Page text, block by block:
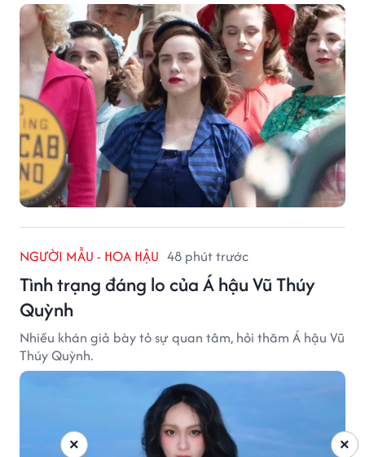
NGƯỜI MẪU - HOA HẬU 48 phút trước
Tình trạng đáng lo của Á hậu Vũ Thúy
Quỳnh
Nhiều khán giả bày tỏ sự quan tâm, hỏi thăm Á hậu Vũ
Thúy Quỳnh.
×
×